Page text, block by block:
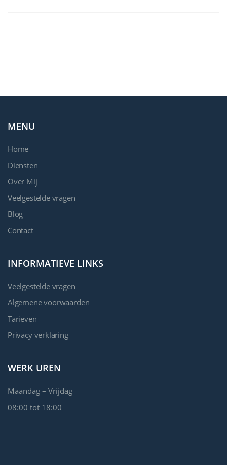
MENU
Home
Diensten
Over Mij
Veelgestelde vragen
Blog
Contact
INFORMATIEVE LINKS
Veelgestelde vragen
Algemene voorwaarden
Tarieven
Privacy verklaring
WERK UREN
Maandag – Vrijdag
08:00 tot 18:00